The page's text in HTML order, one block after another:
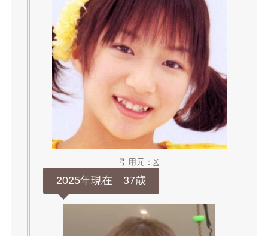
引用元： X
2025年現在 37歳